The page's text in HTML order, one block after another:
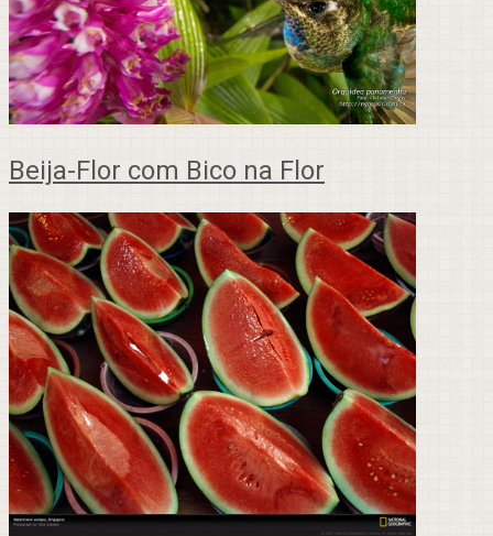
Beija-Flor com Bico na Flor